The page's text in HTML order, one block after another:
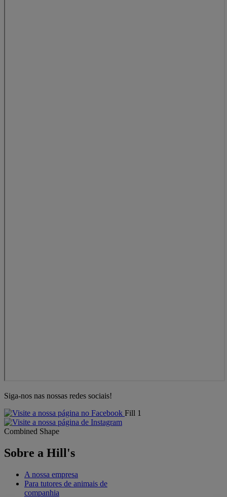
Siga-nos nas nossas redes sociais!
Fill 1
Combined Shape
Sobre a Hill's
A nossa empresa
Para tutores de animais de
companhia